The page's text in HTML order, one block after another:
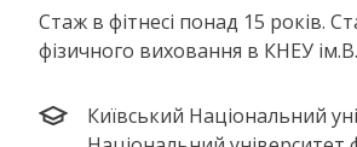
Стаж в фітнесі понад 15 років.
фізичного виховання в КНЕУ
Київський Національний